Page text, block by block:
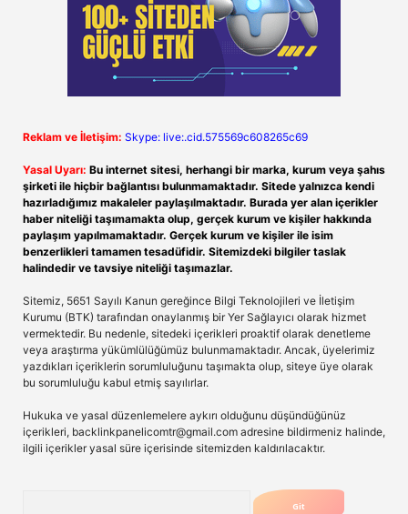
Reklam ve İletişim: Skype: live:.cid.575569c608265c69
Yasal Uyarı: Bu internet sitesi, herhangi bir marka, kurum veya şahıs
şirketi ile hiçbir bağlantısı bulunmamaktadır. Sitede yalnızca kendi
hazırladığımız makaleler paylaşılmaktadır. Burada yer alan içerikler
haber niteliği taşımamakta olup, gerçek kurum ve kişiler hakkında
paylaşım yapılmamaktadır. Gerçek kurum ve kişiler ile isim
benzerlikleri tamamen tesadüfidir. Sitemizdeki bilgiler taslak
halindedir ve tavsiye niteliği taşımazlar.
Sitemiz, 5651 Sayılı Kanun gereğince Bilgi Teknolojileri ve İletişim
Kurumu (BTK) tarafından onaylanmış bir Yer Sağlayıcı olarak hizmet
vermektedir. Bu nedenle, sitedeki içerikleri proaktif olarak denetleme
veya araştırma yükümlülüğümüz bulunmamaktadır. Ancak, üyelerimiz
yazdıkları içeriklerin sorumluluğunu taşımakta olup, siteye üye olarak
bu sorumluluğu kabul etmiş sayılırlar.
Hukuka ve yasal düzenlemelere aykırı olduğunu düşündüğünüz
içerikleri, backlinkpanelicomtr@gmail.com adresine bildirmeniz halinde,
ilgili içerikler yasal süre içerisinde sitemizden kaldırılacaktır.